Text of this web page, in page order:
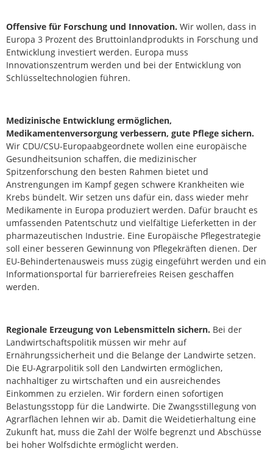
Offensive für Forschung und Innovation. Wir wollen, dass in
Europa 3 Prozent des Bruttoinlandprodukts in Forschung und
Entwicklung investiert werden. Europa muss
Innovationszentrum werden und bei der Entwicklung von
Schlüsseltechnologien führen.
Medizinische Entwicklung ermöglichen,
Medikamentenversorgung verbessern, gute Pflege sichern.
Wir CDU/CSU-Europaabgeordnete wollen eine europäische
Gesundheitsunion schaffen, die medizinischer
Spitzenforschung den besten Rahmen bietet und
Anstrengungen im Kampf gegen schwere Krankheiten wie
Krebs bündelt. Wir setzen uns dafür ein, dass wieder mehr
Medikamente in Europa produziert werden. Dafür braucht es
umfassenden Patentschutz und vielfältige Lieferketten in der
pharmazeutischen Industrie. Eine Europäische Pflegestrategie
soll einer besseren Gewinnung von Pflegekräften dienen. Der
EU-Behindertenausweis muss zügig eingeführt werden und ein
Informationsportal für barrierefreies Reisen geschaffen
werden.
Regionale Erzeugung von Lebensmitteln sichern. Bei der
Landwirtschaftspolitik müssen wir mehr auf
Ernährungssicherheit und die Belange der Landwirte setzen.
Die EU-Agrarpolitik soll den Landwirten ermöglichen,
nachhaltiger zu wirtschaften und ein ausreichendes
Einkommen zu erzielen. Wir fordern einen sofortigen
Belastungsstopp für die Landwirte. Die Zwangsstillegung von
Agrarflächen lehnen wir ab. Damit die Weidetierhaltung eine
Zukunft hat, muss die Zahl der Wölfe begrenzt und Abschüsse
bei hoher Wolfsdichte ermöglicht werden.